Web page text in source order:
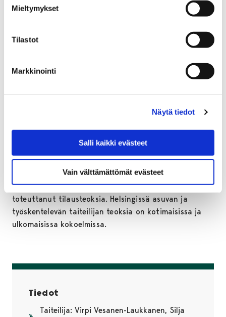
Mieltymykset
Tilastot
Markkinointi
Näytä tiedot
Salli kaikki evästeet
Vain välttämättömät evästeet
taidekokoelmassa ja ulkomaisissa kokoelmissa. Hän
Silja Puranen
yhteisnäyttelyihin Suomessa ja ulkomailla. Purasen
yliopiston Visual Culture and Contemporary Art, ViCCA
-ohjelmassa.
Virpi Vesanen-Laukkanen(s.1957) on
koulutukseltaan taiteen maisteri. Hänellä on ollut
yksityisnäyttelyitä Suomessa ja ulkomailla, ja hän on
osallistunut lukuisiin yhteisnäyttelyihin sekä
toteuttanut tilausteoksia. Helsingissä asuvan ja
työskentelevän taiteilijan teoksia on kotimaisissa ja
ulkomaisissa kokoelmissa.
Tiedot
Taiteilija: Virpi Vesanen-Laukkanen, Silja